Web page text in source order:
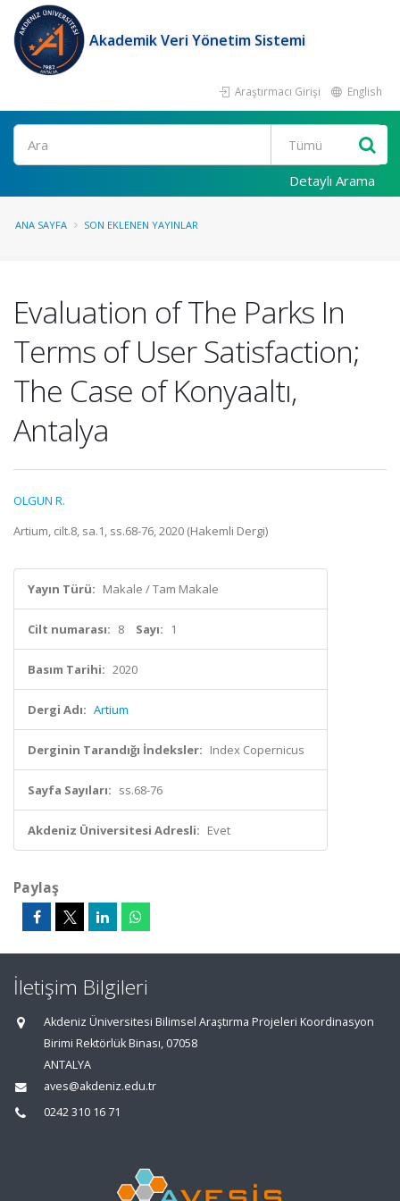
Akademik Veri Yönetim Sistemi
Araştırmacı Girişi English
Ara
Detaylı Arama
ANA SAYFA SON EKLENEN YAYINLAR
Evaluation of The Parks In
Terms of User Satisfaction;
The Case of Konyaaltı,
Antalya
OLGUN R.
Artium, cilt.8, sa.1, ss.68-76, 2020 (Hakemli Dergi)
Yayın Türü: Makale / Tam Makale
Cilt numarası: 8 Sayı: 1
Basım Tarihi: 2020
Dergi Adı: Artium
Derginin Tarandığı İndeksler: Index Copernicus
Sayfa Sayıları: ss.68-76
Akdeniz Üniversitesi Adresli: Evet
Paylaş
İletişim Bilgileri
Akdeniz Üniversitesi Bilimsel Araştırma Projeleri Koordinasyon
Birimi Rektörlük Binası, 07058
ANTALYA
aves@akdeniz.edu.tr
0242 310 16 71